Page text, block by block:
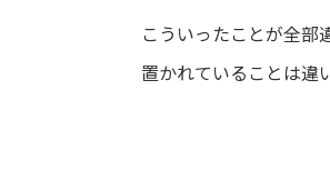
こういったことが全部
置かれていることは違